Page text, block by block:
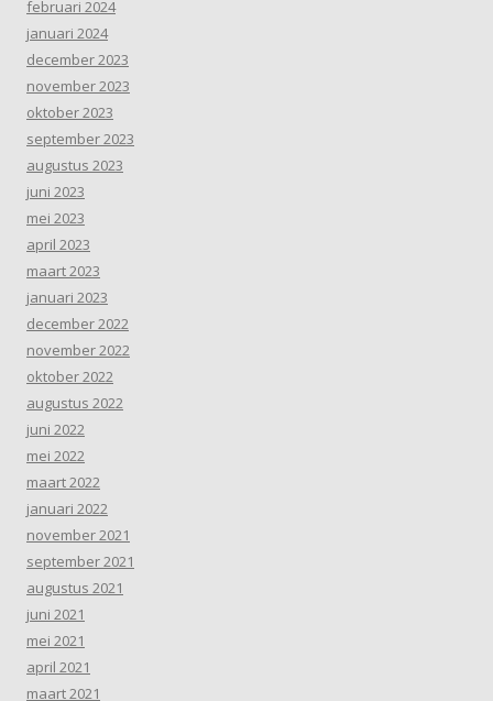
februari 2024
januari 2024
december 2023
november 2023
oktober 2023
september 2023
augustus 2023
juni 2023
mei 2023
april 2023
maart 2023
januari 2023
december 2022
november 2022
oktober 2022
augustus 2022
juni 2022
mei 2022
maart 2022
januari 2022
november 2021
september 2021
augustus 2021
juni 2021
mei 2021
april 2021
maart 2021